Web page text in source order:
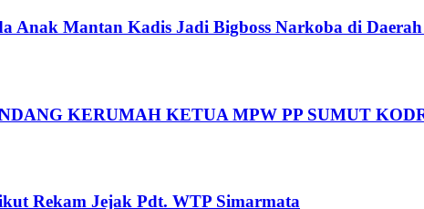
Anak Mantan Kadis Jadi Bigboss Narkoba di
KERUMAH KETUA MPW PP SUMUT
Rekam Jejak Pdt. WTP Simarmata